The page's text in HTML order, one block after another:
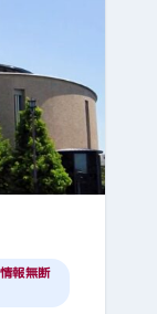
報無断